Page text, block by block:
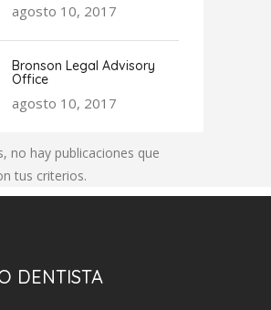
agosto 10, 2017
Bronson Legal Advisory
Office
agosto 10, 2017
no hay publicaciones que
tus criterios.
DENTISTA